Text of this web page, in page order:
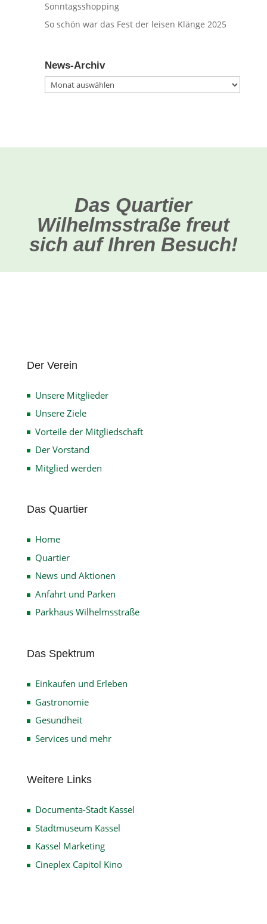
Sonntagsshopping
So schön war das Fest der leisen Klänge 2025
News-Archiv
News-
Archiv
Das Quartier
Wilhelmsstraße freut
sich auf Ihren Besuch!
Der Verein
Unsere Mitglieder
Unsere Ziele
Vorteile der Mitgliedschaft
Der Vorstand
Mitglied werden
Das Quartier
Home
Quartier
News und Aktionen
Anfahrt und Parken
Parkhaus Wilhelmsstraße
Das Spektrum
Einkaufen und Erleben
Gastronomie
Gesundheit
Services und mehr
Weitere Links
Documenta-Stadt Kassel
Stadtmuseum Kassel
Kassel Marketing
Cineplex Capitol Kino